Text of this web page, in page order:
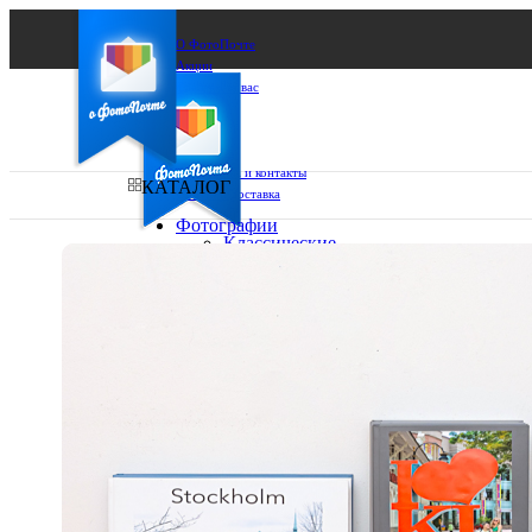
О ФотоПочте
Акции
Сделаем за вас
Бизнесу
FAQ
Франшиза
Поддержка и контакты
Оплата и доставка
КАТАЛОГ
Фотографии
Классические
А4
Фото